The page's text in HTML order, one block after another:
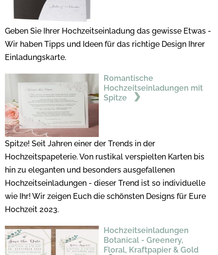
Geben Sie Ihrer Hochzeitseinladung das gewisse Etwas -
Wir haben Tipps und Ideen für das richtige Design Ihrer
Einladungskarte.
Romantische
Hochzeitseinladungen mit
Spitze
Spitze! Seit Jahren einer der Trends in der
Hochzeitspapeterie. Von rustikal verspielten Karten bis
hin zu eleganten und besonders ausgefallenen
Hochzeitseinladungen - dieser Trend ist so individuelle
wie Ihr! Wir zeigen Euch die schönsten Designs für Eure
Hochzeit 2023.
Hochzeitseinladungen
Botanical - Greenery,
Floral, Kraftpapier & Gold